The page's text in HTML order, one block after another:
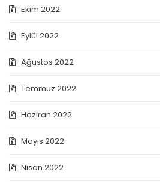
Ekim 2022
Eylül 2022
Ağustos 2022
Temmuz 2022
Haziran 2022
Mayıs 2022
Nisan 2022